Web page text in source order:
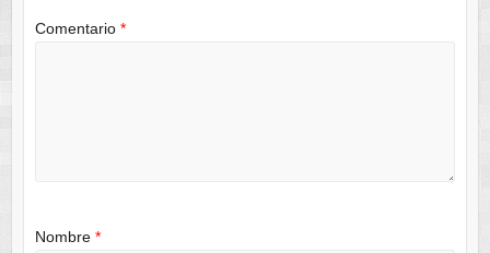
Comentario *
Nombre *